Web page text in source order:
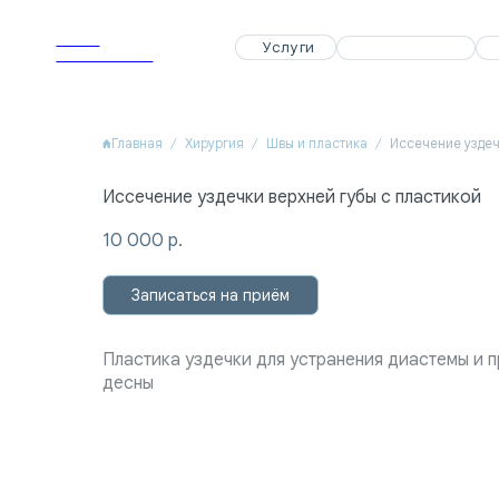
Услуги Специалисты Акции
Dental Clinic Услуги Специалисты Акции
Dental Clinic
Главная Хирургия Швы и пластика
Иссечение уздечки верхней губы с пластикой
10 000 р.
Записаться на приём
Пластика уздечки для устранения диастемы и
десны